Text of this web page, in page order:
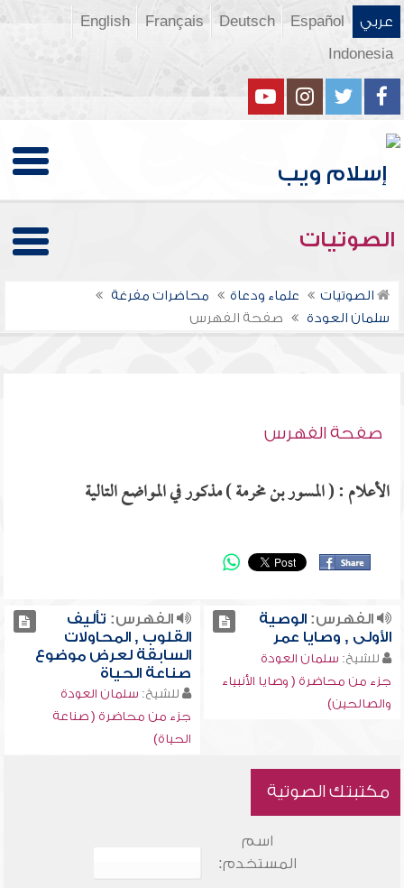
عربي Español
Deutsch
Français
English
Indonesia
الصوتيات
الصوتيات علماء ودعاة
محاضرات مفرغة
سلمان العودة
صفحة الفهرس
صفحة الفهرس
الأعلام : ( المسور بن مخرمة ) مذكور في المواضع التالية
الفهرس:الوصية
الأولى , وصايا عمر
للشيخ: سلمان العودة
جزء من محاضرة ( وصايا الأنبياء
والصالحين)
الفهرس: تأليف
القلوب , المحاولات
السابقة لعرض موضوع
صناعة الحياة
للشيخ: سلمان العودة
جزء من محاضرة ( صناعة
الحياة)
مكتبتك الصوتية
اسم
المستخدم: